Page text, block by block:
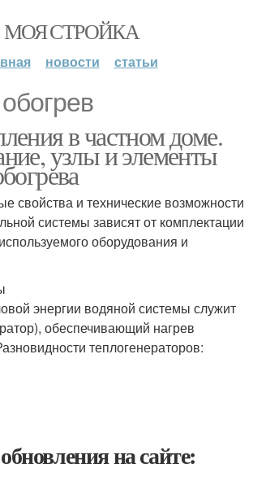
МОЯ СТРОЙКА
новости статьи
в частном доме.
узлы и элементы
свойства и технические возможности
системы зависят от комплектации
оборудования и
энергии водяной системы служит
обеспечивающий нагрев
теплогенераторов:
на сайте: